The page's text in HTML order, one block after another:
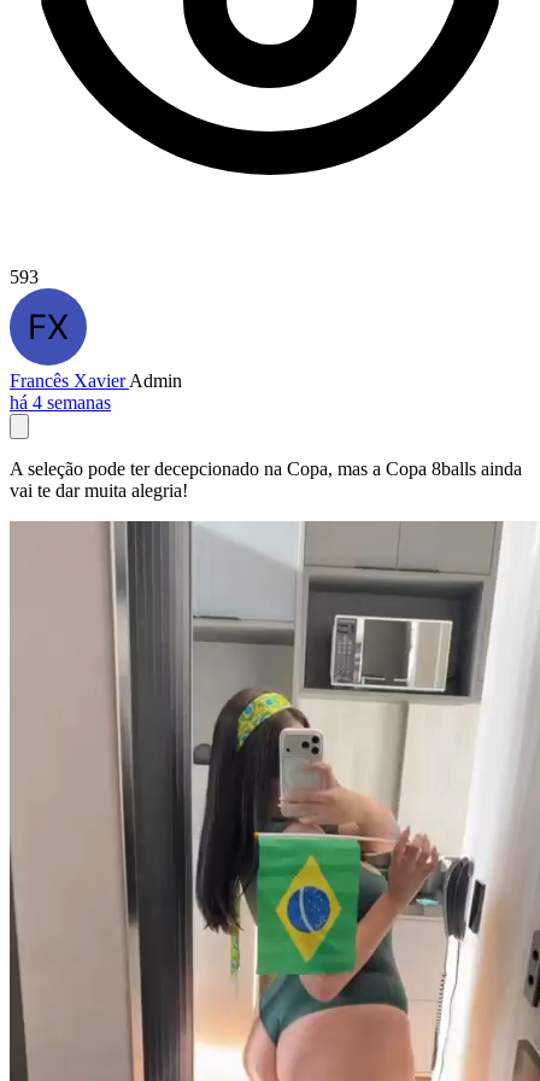
593
Francês XavierAdmin
há 4 semanas
A seleção pode ter decepcionado na Copa, mas a Copa 8balls ainda
vai te dar muita alegria!